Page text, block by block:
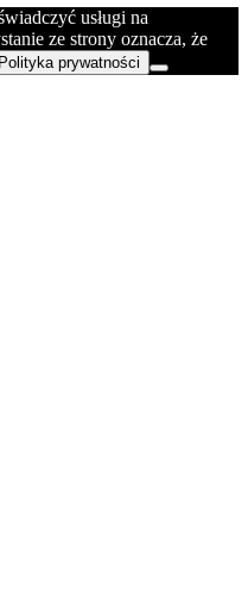
usługi na
ze strony oznacza, że
Polityka prywatności